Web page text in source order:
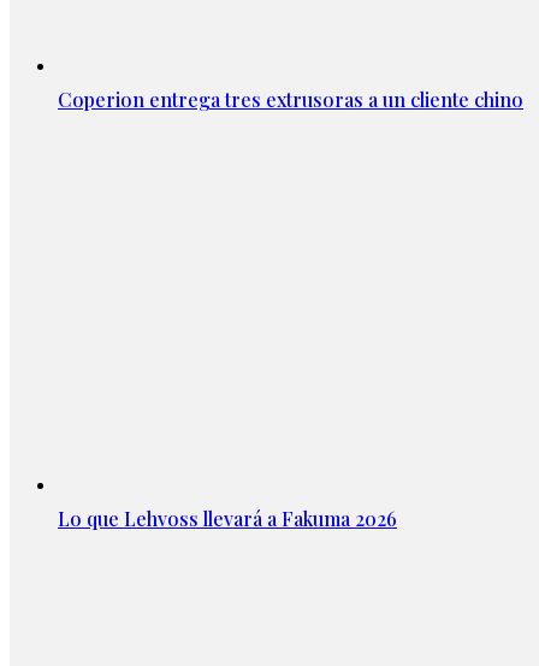
Coperion entrega tres extrusoras a un cliente chino
Lo que Lehvoss llevará a Fakuma 2026